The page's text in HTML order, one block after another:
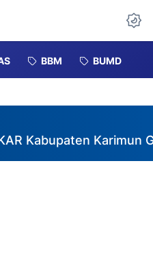
BBM BUMD
Karimun Gagas